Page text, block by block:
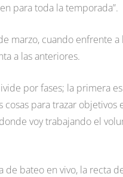
para toda la temporada”.
marzo, cuando enfrente
a las anteriores.
por fases; la primera
para trazar objetivos
voy trabajando el
bateo en vivo, la recta